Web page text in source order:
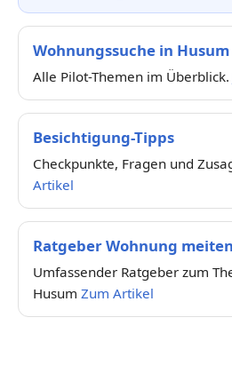
Wohnungssuche in Husum
Alle Pilot-Themen im Überblick.
Besichtigung-Tipps
Checkpunkte, Fragen und
Artikel
Ratgeber Wohnung meiten
Umfassender Ratgeber zum
Husum Zum Artikel